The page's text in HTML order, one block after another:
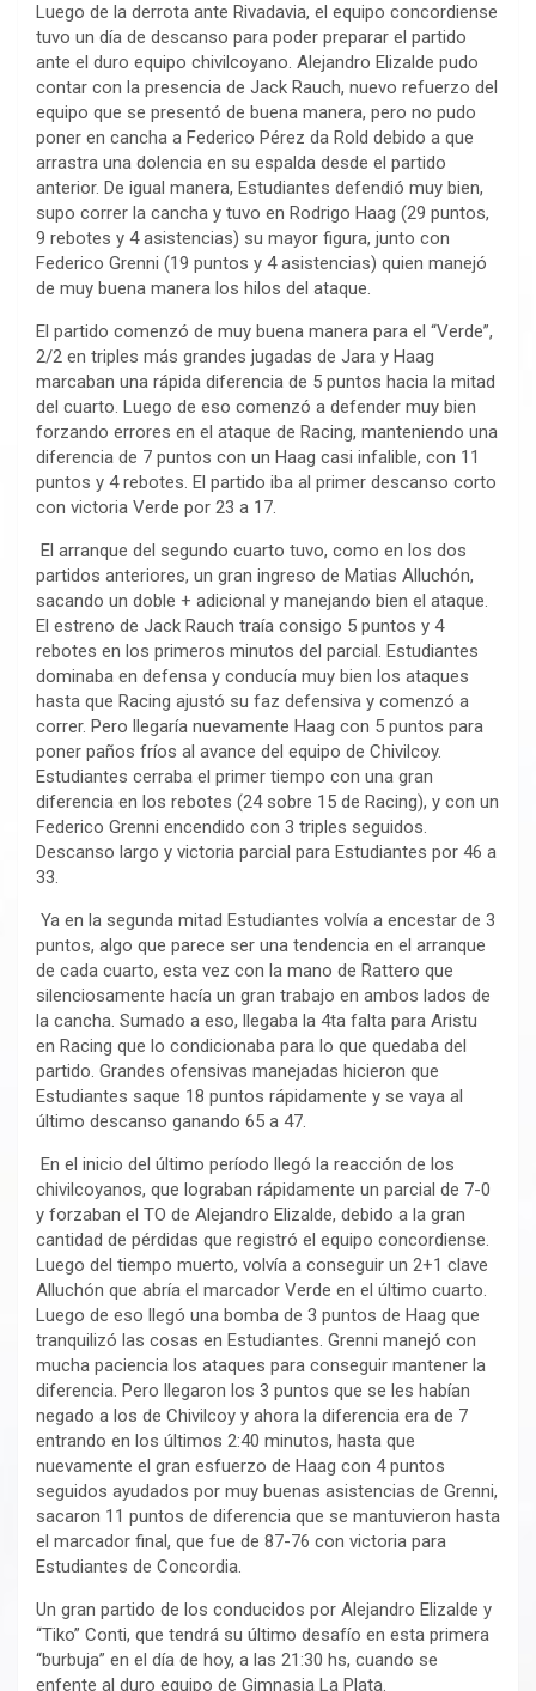
Luego de la derrota ante Rivadavia, el equipo concordiense
tuvo un día de descanso para poder preparar el partido
ante el duro equipo chivilcoyano. Alejandro Elizalde pudo
contar con la presencia de Jack Rauch, nuevo refuerzo del
equipo que se presentó de buena manera, pero no pudo
poner en cancha a Federico Pérez da Rold debido a que
arrastra una dolencia en su espalda desde el partido
anterior. De igual manera, Estudiantes defendió muy bien,
supo correr la cancha y tuvo en Rodrigo Haag (29 puntos,
9 rebotes y 4 asistencias) su mayor figura, junto con
Federico Grenni (19 puntos y 4 asistencias) quien manejó
de muy buena manera los hilos del ataque.
El partido comenzó de muy buena manera para el “Verde”,
2/2 en triples más grandes jugadas de Jara y Haag
marcaban una rápida diferencia de 5 puntos hacia la mitad
del cuarto. Luego de eso comenzó a defender muy bien
forzando errores en el ataque de Racing, manteniendo una
diferencia de 7 puntos con un Haag casi infalible, con 11
puntos y 4 rebotes. El partido iba al primer descanso corto
con victoria Verde por 23 a 17.
El arranque del segundo cuarto tuvo, como en los dos
partidos anteriores, un gran ingreso de Matias Alluchón,
sacando un doble + adicional y manejando bien el ataque.
El estreno de Jack Rauch traía consigo 5 puntos y 4
rebotes en los primeros minutos del parcial. Estudiantes
dominaba en defensa y conducía muy bien los ataques
hasta que Racing ajustó su faz defensiva y comenzó a
correr. Pero llegaría nuevamente Haag con 5 puntos para
poner paños fríos al avance del equipo de Chivilcoy.
Estudiantes cerraba el primer tiempo con una gran
diferencia en los rebotes (24 sobre 15 de Racing), y con un
Federico Grenni encendido con 3 triples seguidos.
Descanso largo y victoria parcial para Estudiantes por 46 a
33.
Ya en la segunda mitad Estudiantes volvía a encestar de 3
puntos, algo que parece ser una tendencia en el arranque
de cada cuarto, esta vez con la mano de Rattero que
silenciosamente hacía un gran trabajo en ambos lados de
la cancha. Sumado a eso, llegaba la 4ta falta para Aristu
en Racing que lo condicionaba para lo que quedaba del
partido. Grandes ofensivas manejadas hicieron que
Estudiantes saque 18 puntos rápidamente y se vaya al
último descanso ganando 65 a 47.
En el inicio del último período llegó la reacción de los
chivilcoyanos, que lograban rápidamente un parcial de 7-0
y forzaban el TO de Alejandro Elizalde, debido a la gran
cantidad de pérdidas que registró el equipo concordiense.
Luego del tiempo muerto, volvía a conseguir un 2+1 clave
Alluchón que abría el marcador Verde en el último cuarto.
Luego de eso llegó una bomba de 3 puntos de Haag que
tranquilizó las cosas en Estudiantes. Grenni manejó con
mucha paciencia los ataques para conseguir mantener la
diferencia. Pero llegaron los 3 puntos que se les habían
negado a los de Chivilcoy y ahora la diferencia era de 7
entrando en los últimos 2:40 minutos, hasta que
nuevamente el gran esfuerzo de Haag con 4 puntos
seguidos ayudados por muy buenas asistencias de Grenni,
sacaron 11 puntos de diferencia que se mantuvieron hasta
el marcador final, que fue de 87-76 con victoria para
Estudiantes de Concordia.
Un gran partido de los conducidos por Alejandro Elizalde y
“Tiko” Conti, que tendrá su último desafío en esta primera
“burbuja” en el día de hoy, a las 21:30 hs, cuando se
enfente al duro equipo de Gimnasia La Plata.